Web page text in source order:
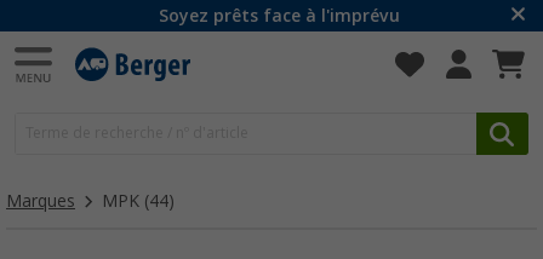
Soyez prêts face à l'imprévu
Marques MPK (44)